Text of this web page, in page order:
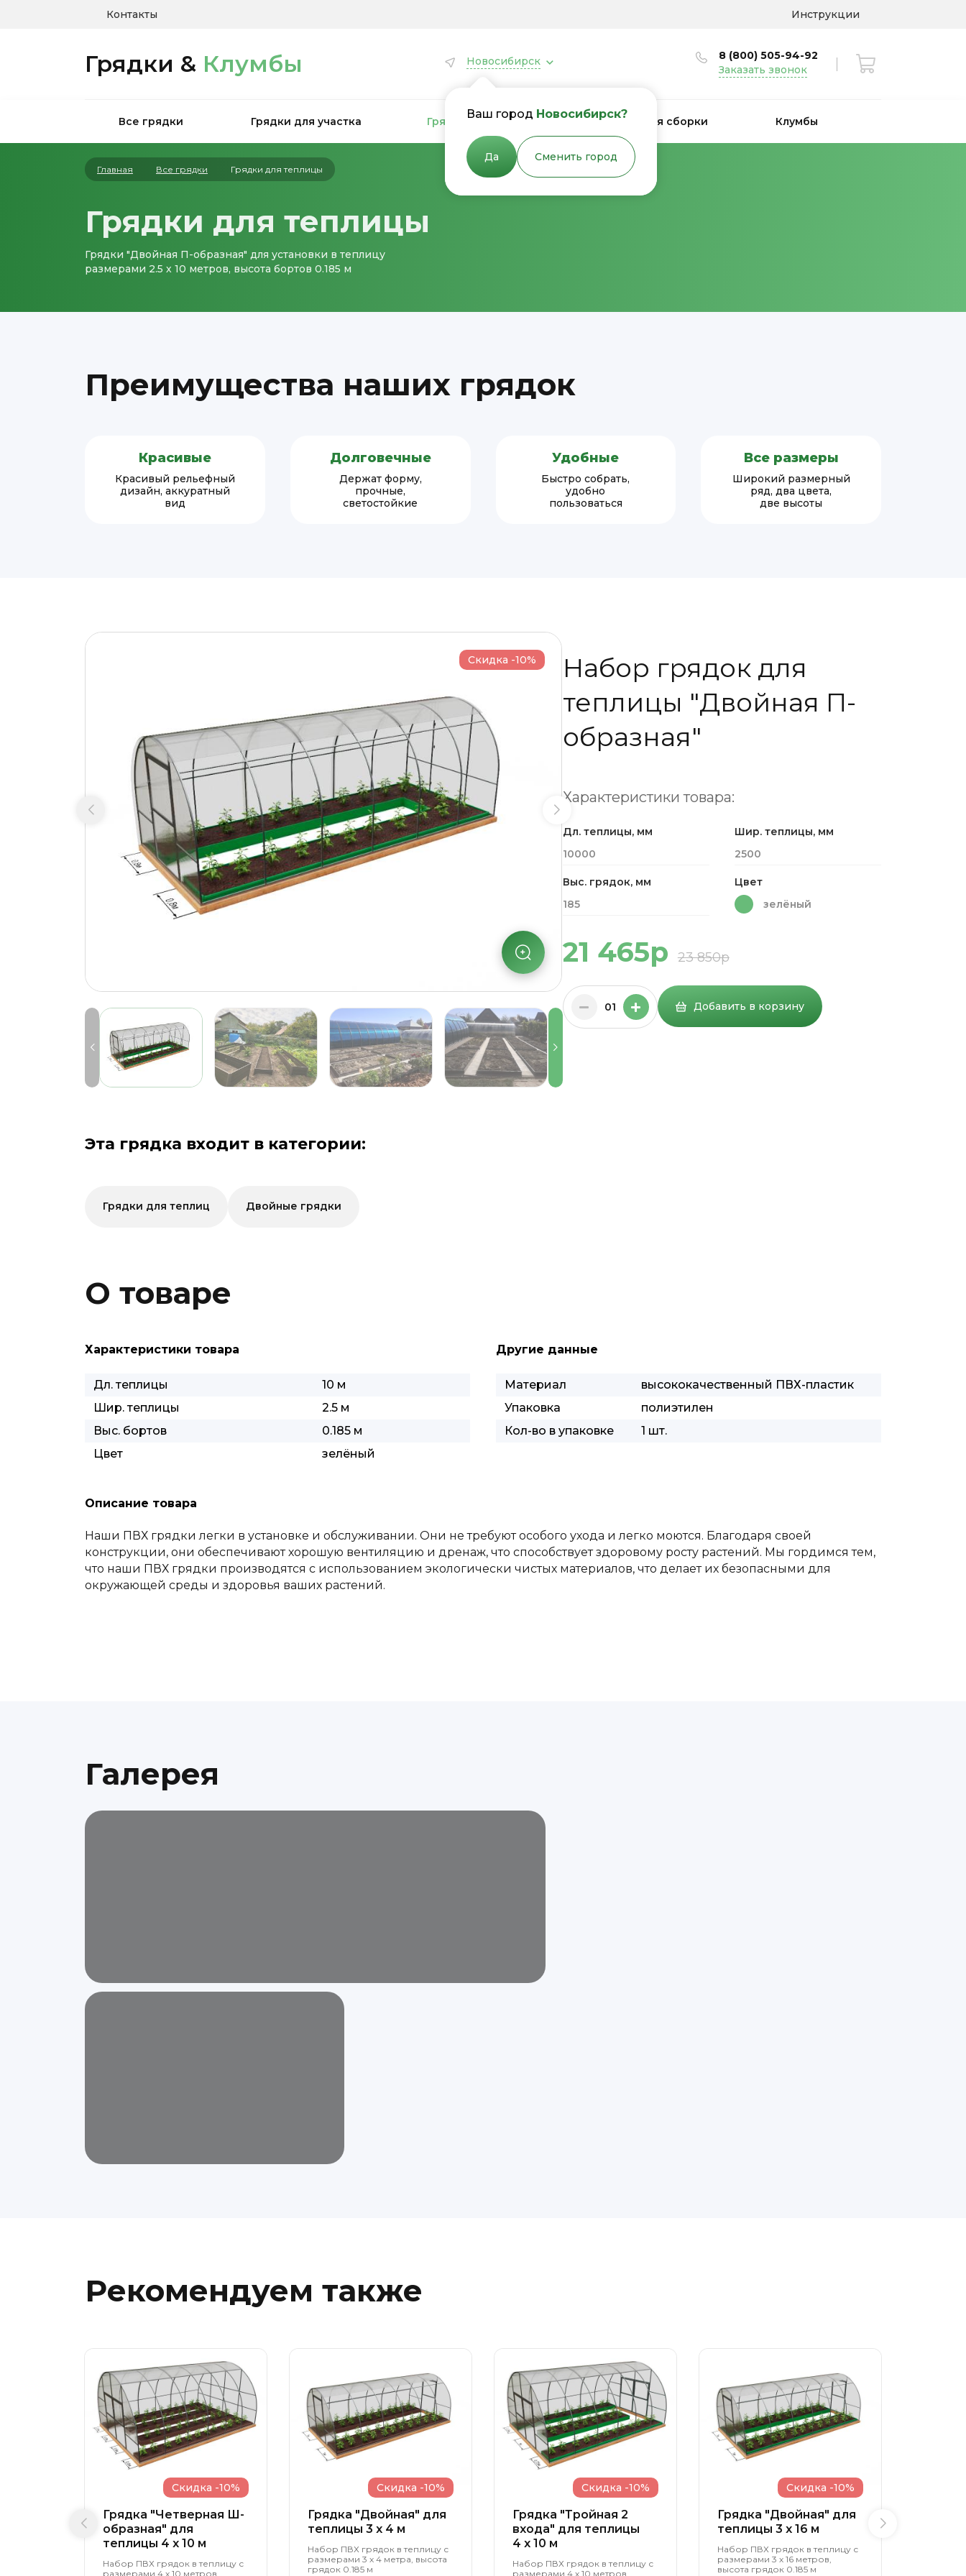
Контакты Инструкции
Грядки & Клумбы Новосибирск
Ваш город Новосибирск?
Да Сменить город
8 (800) 505-94-92
Заказать звонок
Все грядки Грядки для участка Грядки для теплиц Грядки для сборки Клумбы
Главная Все грядки Грядки для теплицы
Грядки для теплицы
Грядки "Двойная П-образная" для установки в теплицу
размерами 2.5 х 10 метров, высота бортов 0.185 м
Преимущества наших грядок
Красивые
Красивый рельефный
дизайн, аккуратный
вид
Долговечные
Держат форму,
прочные,
светостойкие
Удобные
Быстро собрать,
удобно
пользоваться
Все размеры
Широкий размерный
ряд, два цвета,
две высоты
Скидка -10%
Набор грядок для
теплицы "Двойная П-
образная"
Характеристики товара:
Дл. теплицы, мм
10000
Шир. теплицы, мм
2500
Выс. грядок, мм
185
Цвет
зелёный
21 465р 23 850р
01 Добавить в корзину
Эта грядка входит в категории:
Грядки для теплиц Двойные грядки
О товаре
Характеристики товара
Дл. теплицы
10 м
Шир. теплицы
2.5 м
Выс. бортов
0.185 м
Цвет
зелёный
Другие данные
Материал
высококачественный ПВХ-пластик
Упаковка
полиэтилен
Кол-во в упаковке
1 шт.
Описание товара
Наши ПВХ грядки легки в установке и обслуживании. Они не требуют особого ухода и легко моются. Благодаря своей
конструкции, они обеспечивают хорошую вентиляцию и дренаж, что способствует здоровому росту растений. Мы гордимся тем,
что наши ПВХ грядки производятся с использованием экологически чистых материалов, что делает их безопасными для
окружающей среды и здоровья ваших растений.
Галерея
Рекомендуем также
Грядка "Четверная Ш-
образная" для
теплицы 4 x 10 м
Набор ПВХ грядок в теплицу с
размерами 4 х 10 метров,
Скидка -10%
Грядка "Двойная" для
теплицы 3 x 4 м
Набор ПВХ грядок в теплицу с
размерами 3 х 4 метра, высота
грядок 0.185 м
Скидка -10%
Грядка "Тройная 2
входа" для теплицы
4 x 10 м
Набор ПВХ грядок в теплицу с
размерами 4 х 10 метров,
Скидка -10%
Грядка "Двойная" для
теплицы 3 x 16 м
Набор ПВХ грядок в теплицу с
размерами 3 х 16 метров,
высота грядок 0.185 м
Скидка -10%